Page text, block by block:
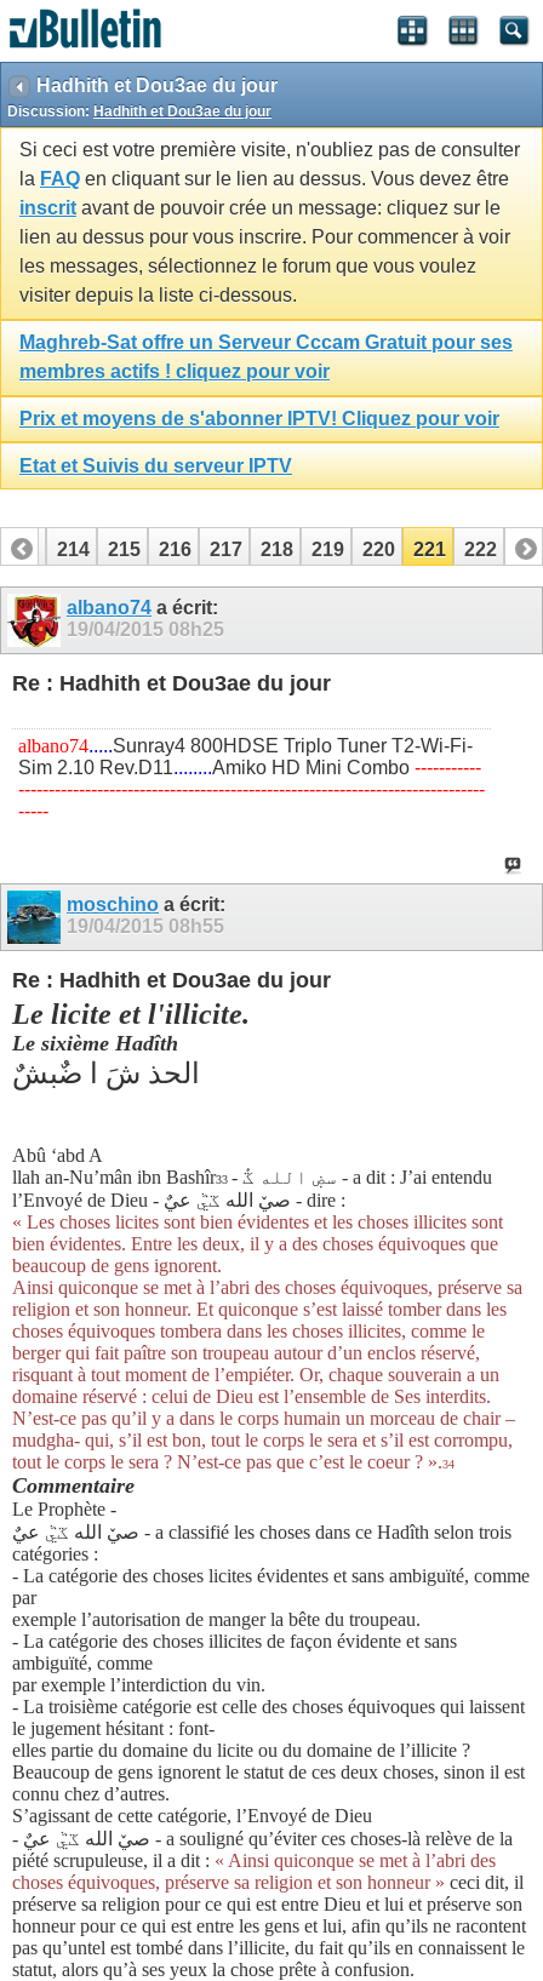
Hadhith et Dou3ae du jour
Discussion: Hadhith et Dou3ae du jour
Si ceci est votre première visite, n'oubliez pas de consulter
la FAQ en cliquant sur le lien au dessus. Vous devez être
inscrit avant de pouvoir crée un message: cliquez sur le
lien au dessus pour vous inscrire. Pour commencer à voir
les messages, sélectionnez le forum que vous voulez
visiter depuis la liste ci-dessous.
Maghreb-Sat offre un Serveur Cccam Gratuit pour ses
membres actifs ! cliquez pour voir
Prix et moyens de s'abonner IPTV! Cliquez pour voir
Etat et Suivis du serveur IPTV
213 214 215 216 217 218 219 220 221 222
albano74 a écrit:
19/04/2015 08h25
Re : Hadhith et Dou3ae du jour
albano74.....Sunray4 800HDSE Triplo Tuner T2-Wi-Fi-
Sim 2.10 Rev.D11........Amiko HD Mini Combo ​-----------
-----------------------------------------------------------------------------
-----
moschino a écrit:
19/04/2015 08h55
Re : Hadhith et Dou3ae du jour
Le licite et l'illicite.
Le sixième Hadîth
الحذ شَ ا ضٌبشٌ
Abû ‘abd A
llah an-Nu’mân ibn Bashîr33 - - a dit : J’ai entendu
l’Envoyé de Dieu -
- dire :
« Les choses licites sont bien évidentes et les choses illicites sont
bien évidentes. Entre les deux, il y a des choses équivoques que
beaucoup de gens ignorent.
Ainsi quiconque se met à l’abri des choses équivoques, préserve sa
religion et son honneur. Et quiconque s’est laissé tomber dans les
choses équivoques tombera dans les choses illicites, comme le
berger qui fait paître son troupeau autour d’un enclos réservé,
risquant à tout moment de l’empiéter. Or, chaque souverain a un
domaine réservé : celui de Dieu est l’ensemble de Ses interdits.
N’est-ce pas qu’il y a dans le corps humain un morceau de chair –
mudgha- qui, s’il est bon, tout le corps le sera et s’il est corrompu,
tout le corps le sera ? N’est-ce pas que c’est le coeur ? ».34
Commentaire
Le Prophète -
- a classifié les choses dans ce Hadîth selon trois
catégories :
- La catégorie des choses licites évidentes et sans ambiguïté, comme
par
exemple l’autorisation de manger la bête du troupeau.
- La catégorie des choses illicites de façon évidente et sans
ambiguïté, comme
par exemple l’interdiction du vin.
- La troisième catégorie est celle des choses équivoques qui laissent
le jugement hésitant : font-
elles partie du domaine du licite ou du domaine de l’illicite ?
Beaucoup de gens ignorent le statut de ces deux choses, sinon il est
connu chez d’autres.
S’agissant de cette catégorie, l’Envoyé de Dieu
-
- a souligné qu’éviter ces choses-là relève de la
piété scrupuleuse, il a dit : « Ainsi quiconque se met à l’abri des
choses équivoques, préserve sa religion et son honneur » ceci dit, il
préserve sa religion pour ce qui est entre Dieu et lui et préserve son
honneur pour ce qui est entre les gens et lui, afin qu’ils ne racontent
pas qu’untel est tombé dans l’illicite, du fait qu’ils en connaissent le
statut, alors qu’à ses yeux la chose prête à confusion.